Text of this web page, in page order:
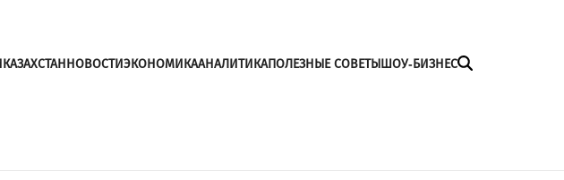
КАЗАХСТАННОВОСТИЭКОНОМИКААНАЛИТИКАПОЛЕЗНЫЕ СОВЕТЫШОУ-БИЗНЕС